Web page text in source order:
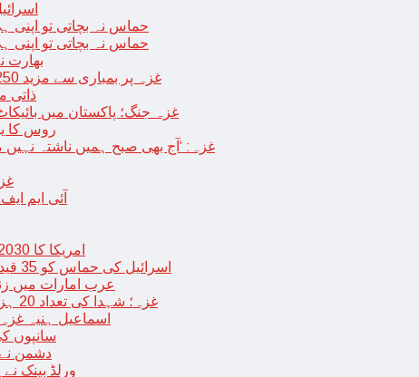
حماس نہ بچاتی تو اپنی
حماس نہ بچاتی تو اپنی
بھارت نے
غزہ پر بمباری سے مزید 250 شہید ، رملہ میں خاتون فلسطینی سیاستدان گرفتار
ذاتی مفاد کو
غزہ جنگ؛ پاکستان میں
روس کا
غزہ: ‘آج بھی صبح ہمیں ناشتہ
آئی ایم
امریکا کا 2030 تک چاند پر ایک بار پھر انسانی مشن بھیجنے کا منصوبہ
اسرائیل کی حماس کو 35 قیدیوں کی رہائی کے بدلے 7 روزہ جنگ بندی کی پیشکش
عرب امارات میں
غزہ؛ شہدا کی تعداد 20 ہزار ہوگئی، اقوام متحدہ کی قرارداد پر ووٹنگ پھرموخر
اسماعیل ہنیہ
سانپوں
دشمن نے
ورلڈ بینک نے پاکستان کیلئے